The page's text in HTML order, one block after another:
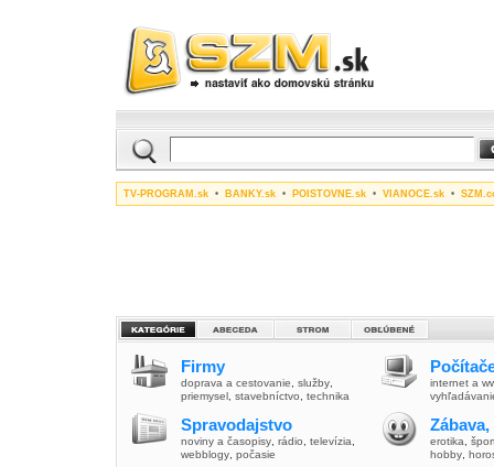
TV-PROGRAM.sk • BANKY.sk • POISTOVNE.sk • VIANOCE.sk •
Firmy
doprava a cestovanie služby
priemysel stavebníctvo technika
Spravodajstvo
noviny a časopisy rádio televízia
webblogy počasie
internet a
erotika
hobby